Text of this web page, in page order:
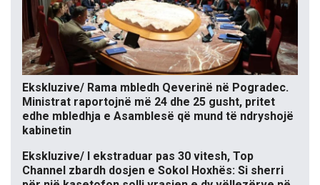
Ekskluzive/ Rama mbledh Qeverinë në Pogradec.
Ministrat raportojnë më 24 dhe 25 gusht, pritet
edhe mbledhja e Asamblesë që mund të ndryshojë
kabinetin
Ekskluzive/ I ekstraduar pas 30 vitesh, Top
Channel zbardh dosjen e Sokol Hoxhës: Si sherri